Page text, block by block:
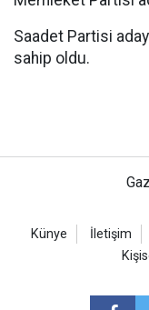
Saadet Partisi
sahip oldu.
Künye İletişim